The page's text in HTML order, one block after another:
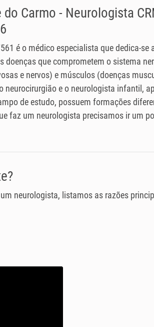
do Carmo - Neurologista
é o médico especialista que dedica-se
doenças que comprometem o sistema
e nervos) e músculos (doenças
neurocirurgião e o neurologista infantil,
de estudo, possuem formações
faz um neurologista precisamos ir um
neurologista, listamos as razões